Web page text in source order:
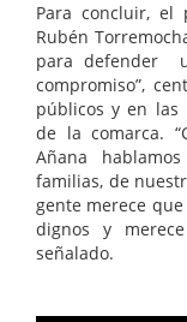
Para concluir, el
Rubén
para defender
compromiso”,
públicos y en las
de la comarca.
Añana
familias, de
gente merece
dignos y
señalado.